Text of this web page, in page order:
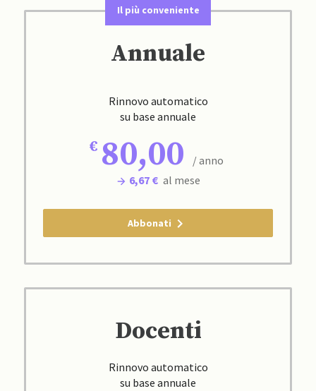
Il più conveniente
Annuale
Rinnovo automatico
su base annuale
80,00
/ anno
6,67 € al mese
Abbonati
Docenti
Rinnovo automatico
su base annuale